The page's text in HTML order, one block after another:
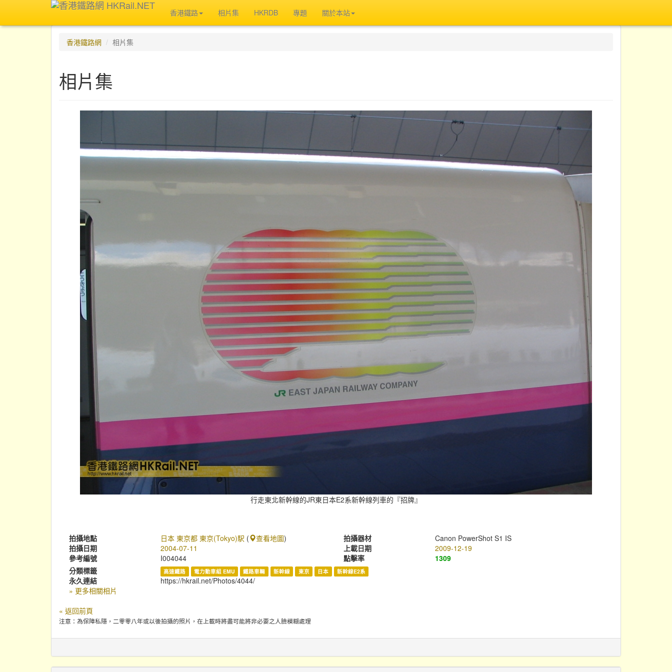
香港鐵路 相片集 HKRDB 專題 關於本站
香港鐵路網 相片集
相片集
行走東北新幹線的JR東日本E2系新幹線列車的『招牌』
拍攝地點 日本 東京都 東京(Tokyo)駅 ( 查看地圖) 拍攝器材
Canon PowerShot S1 IS
拍攝日期
2004-07-11 上載日期
2009-12-19
參考編號
I004044 點擊率
1309
分類標籤
高速鐵路 電力動車組 EMU 鐵路車輛 新幹線 東京 日本 新幹線E2系
永久連結
https://hkrail.net/Photos/4044/
» 更多相關相片
« 返回前頁
注意：為保障私隱，二零零八年或以後拍攝的照片，在上載時將盡可能將非必要之人臉模糊處理